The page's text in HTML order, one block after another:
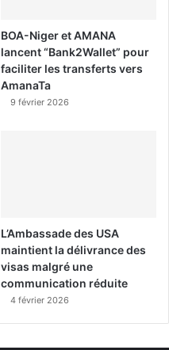
BOA-Niger et AMANA
lancent “Bank2Wallet” pour
faciliter les transferts vers
AmanaTa
9 février 2026
L’Ambassade des USA
maintient la délivrance des
visas malgré une
communication réduite
4 février 2026